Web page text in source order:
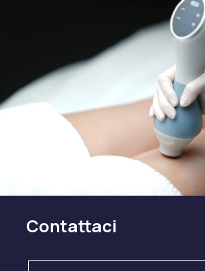
Contattaci